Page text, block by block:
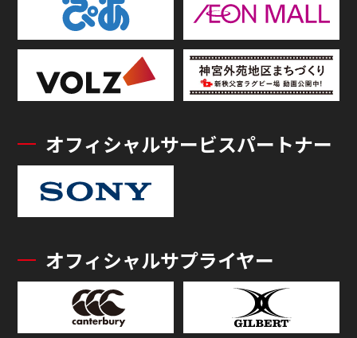
オフィシャルサービスパートナー
オフィシャルサプライヤー